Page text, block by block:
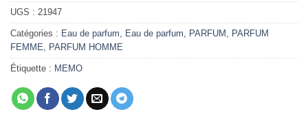
UGS : 21947
Catégories : Eau de parfum Eau de parfum PARFUM
PARFUM
FEMME
PARFUM HOMME
Étiquette : MEMO